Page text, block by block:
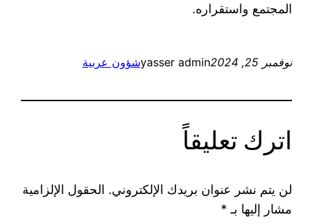
المجتمع واستقراره.
نوفمبر 25, 2024 yasser adminشؤون عربية
اترك تعليقاً
لن يتم نشر عنوان بريدك الإلكتروني. الحقول الإلزامية
مشار إليها بـ *